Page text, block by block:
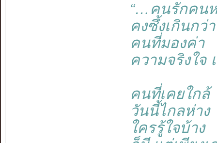
“…คนรักคน
คงซึ้งเกินกว่า
คนที่มองค่า
ความจริงใจ
คนที่เคยใกล้
วันนี้ไกลห่าง
ใครรู้ใจบ้าง